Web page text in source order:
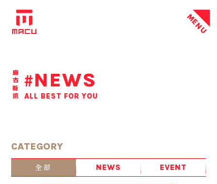
MENU
麻古新訊 #NEWS
ALL BEST FOR YOU
CATEGORY
全部 NEWS EVENT